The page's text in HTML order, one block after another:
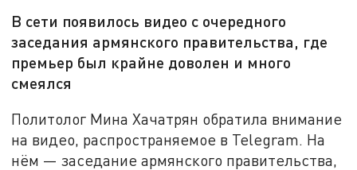
В сети появилось видео с очередного
заседания армянского правительства, где
премьер был крайне доволен и много
смеялся
Политолог Мина Хачатрян обратила внимание
на видео, распространяемое в Telegram. На
нём — заседание армянского правительства,